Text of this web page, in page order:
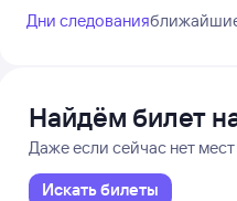
Дни следования
Найдём билет
Даже если сейчас нет мест
Искать билеты